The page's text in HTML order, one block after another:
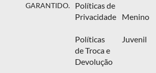
GARANTIDO.
Políticas de
Privacidade
Políticas
de Troca e
Devolução
Menino
Juvenil